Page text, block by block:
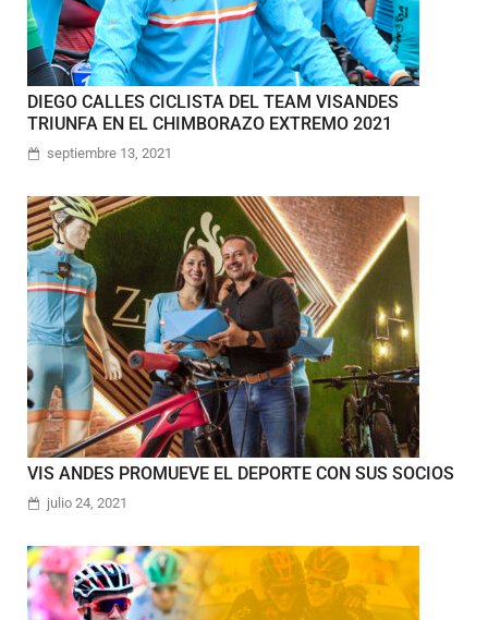
DIEGO CALLES CICLISTA DEL TEAM VISANDES
TRIUNFA EN EL CHIMBORAZO EXTREMO 2021
septiembre 13, 2021
VIS ANDES PROMUEVE EL DEPORTE CON SUS SOCIOS
julio 24, 2021